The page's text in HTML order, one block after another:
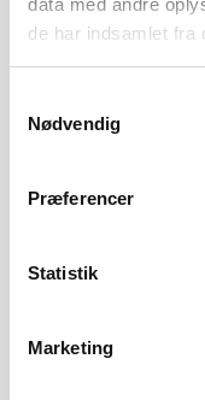
de har indsamlet fra
Nødvendig
Præferencer
Statistik
Marketing